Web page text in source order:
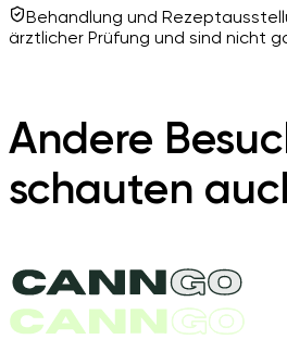
Behandlung und
ärztlicher Prüfung und sind nicht
Andere
schauten